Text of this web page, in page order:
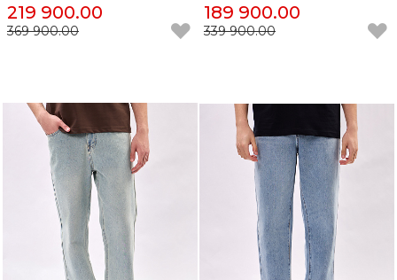
219 900.00
369 900.00
189 900.00
339 900.00